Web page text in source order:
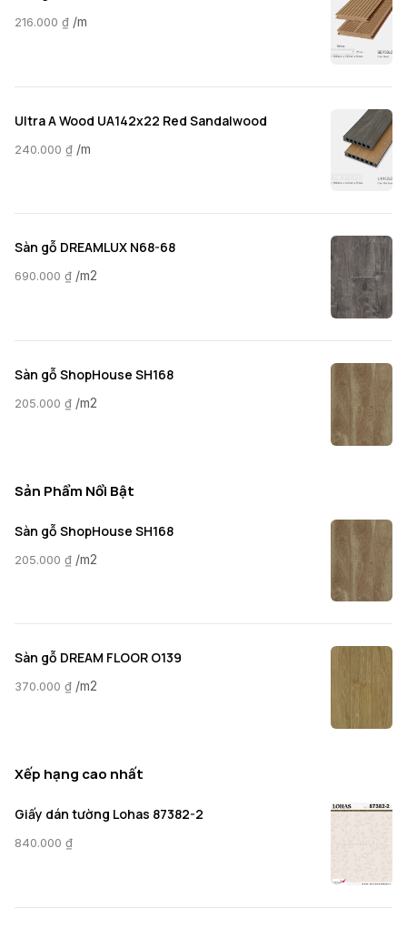
216.000 ₫ /m
Ultra A Wood UA142x22 Red Sandalwood
240.000 ₫ /m
Sàn gỗ DREAMLUX N68-68
690.000 ₫ /m2
Sàn gỗ ShopHouse SH168
205.000 ₫ /m2
Sản Phẩm Nổi Bật
Sàn gỗ ShopHouse SH168
205.000 ₫ /m2
Sàn gỗ DREAM FLOOR O139
370.000 ₫ /m2
Xếp hạng cao nhất
Giấy dán tường Lohas 87382-2
840.000 ₫